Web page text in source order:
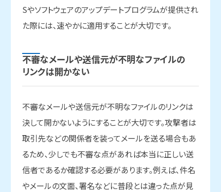
Sやソフトウェアのアップデートプログラムが提供され
た際には、速やかに適用することが大切です。
不審なメールや送信元が不明なファイルの
リンクは開かない
不審なメールや送信元が不明なファイルのリンクは
決して開かないようにすることが大切です。攻撃者は
取引先などの関係者を装ってメールを送る場合もあ
るため、少しでも不審な点があれば本当に正しい送
信者であるか確認する必要があります。例えば、件名
やメールの文面、署名などに普段とは違った点が見